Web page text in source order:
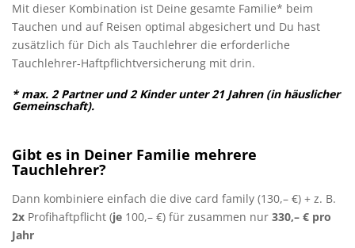
Mit dieser Kombination ist Deine gesamte Familie* beim
Tauchen und auf Reisen optimal abgesichert und Du hast
zusätzlich für Dich als Tauchlehrer die erforderliche
Tauchlehrer-Haftpflichtversicherung mit drin.
* max. 2 Partner und 2 Kinder unter 21 Jahren (in häuslicher
Gemeinschaft).
Gibt es in Deiner Familie mehrere
Tauchlehrer?
Dann kombiniere einfach die dive card family (130,– €) + z. B.
2x Profihaftpflicht (je 100,– €) für zusammen nur 330,– € pro
Jahr